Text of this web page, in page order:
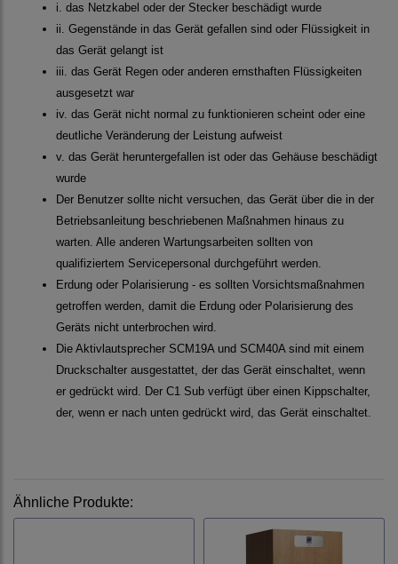
i. das Netzkabel oder der Stecker beschädigt wurde
ii. Gegenstände in das Gerät gefallen sind oder Flüssigkeit in
das Gerät gelangt ist
iii. das Gerät Regen oder anderen ernsthaften Flüssigkeiten
ausgesetzt war
iv. das Gerät nicht normal zu funktionieren scheint oder eine
deutliche Veränderung der Leistung aufweist
v. das Gerät heruntergefallen ist oder das Gehäuse beschädigt
wurde
Der Benutzer sollte nicht versuchen, das Gerät über die in der
Betriebsanleitung beschriebenen Maßnahmen hinaus zu
warten. Alle anderen Wartungsarbeiten sollten von
qualifiziertem Servicepersonal durchgeführt werden.
Erdung oder Polarisierung - es sollten Vorsichtsmaßnahmen
getroffen werden, damit die Erdung oder Polarisierung des
Geräts nicht unterbrochen wird.
Die Aktivlautsprecher SCM19A und SCM40A sind mit einem
Druckschalter ausgestattet, der das Gerät einschaltet, wenn
er gedrückt wird. Der C1 Sub verfügt über einen Kippschalter,
der, wenn er nach unten gedrückt wird, das Gerät einschaltet.
Ähnliche Produkte: